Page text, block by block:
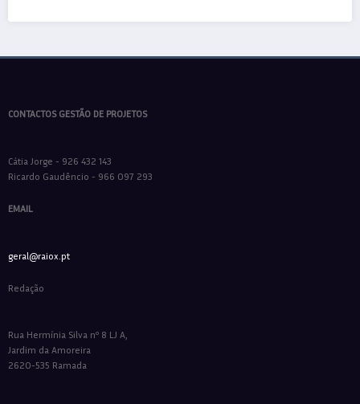
CONTACTOS GESTÃO DE PROJETOS
Cátia Jorge - 926 432 143
Ricardo Gaudêncio - 966 097 293
EMAIL
geral@raiox.pt
Redação
Rua Hermínia Silva nº 8 LJ A,
Jardim da Amoreira
2620-535 Ramada